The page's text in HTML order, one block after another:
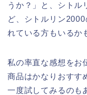
うか？」と、シトル
ど、シトルリン
れている方もいるか
私の率直な感想をお
商品はかなりおすす
一度試してみるのも